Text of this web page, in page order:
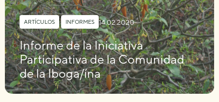
ARTÍCULOS , INFORMES 14.02.2020
Informe de la Iniciativa
Participativa de la Comunidad
de la Iboga/ína